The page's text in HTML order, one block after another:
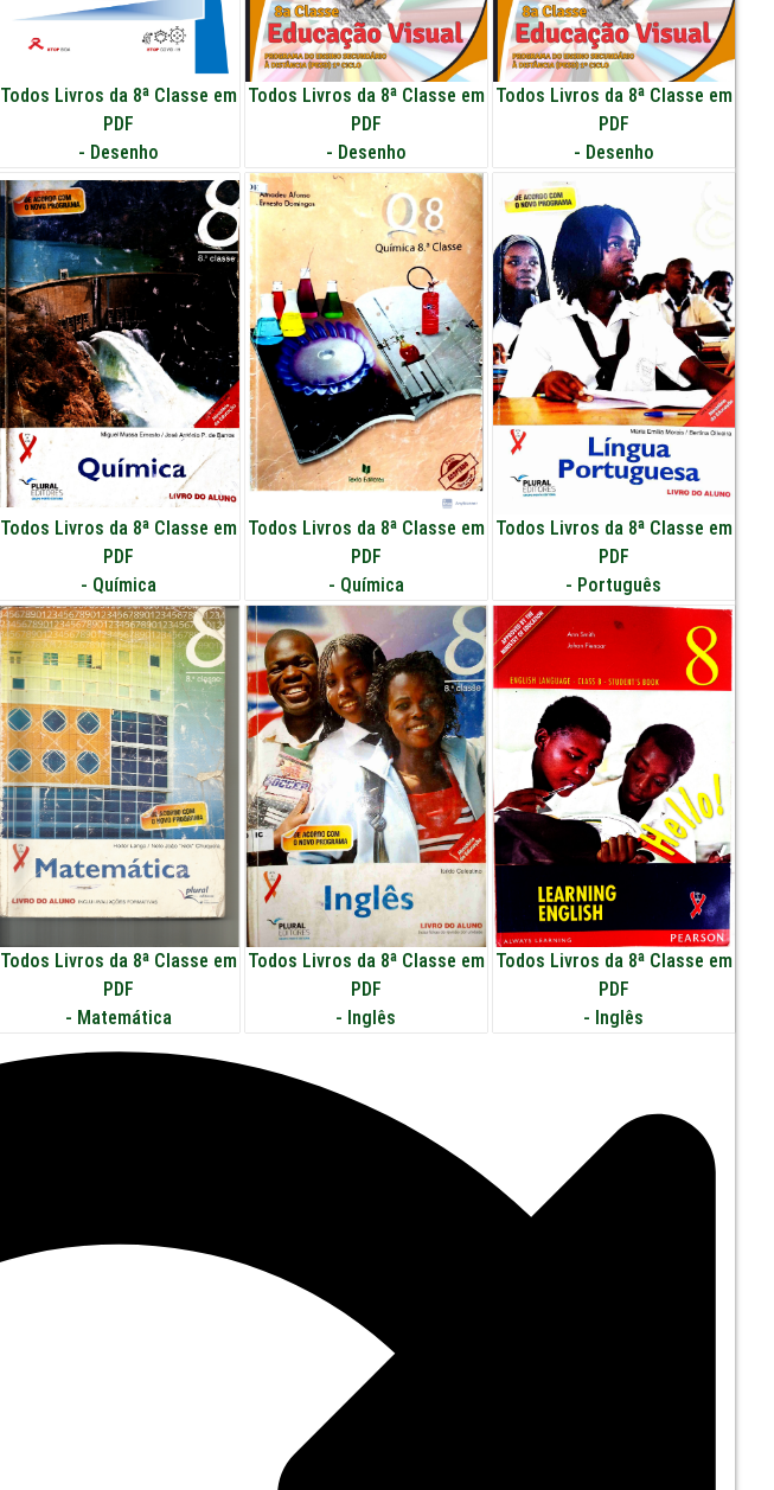
Todos Livros da 8ª Classe em
PDF
- Desenho
Todos Livros da 8ª Classe em
PDF
- Desenho
Todos Livros da 8ª Classe em
PDF
- Desenho
Todos Livros da 8ª Classe em
PDF
- Química
Todos Livros da 8ª Classe em
PDF
- Química
Todos Livros da 8ª Classe em
PDF
- Português
Todos Livros da 8ª Classe em
PDF
- Matemática
Todos Livros da 8ª Classe em
PDF
- Inglês
Todos Livros da 8ª Classe em
PDF
- Inglês